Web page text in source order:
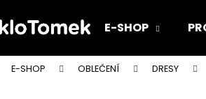
E-SHOP
E-SHOP OBLEČENÍ DRESY